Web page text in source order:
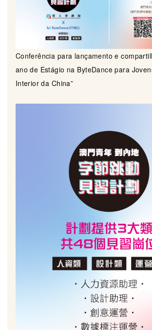
Conferência para lançamento e
ano de Estágio na ByteDance para
Interior da China”